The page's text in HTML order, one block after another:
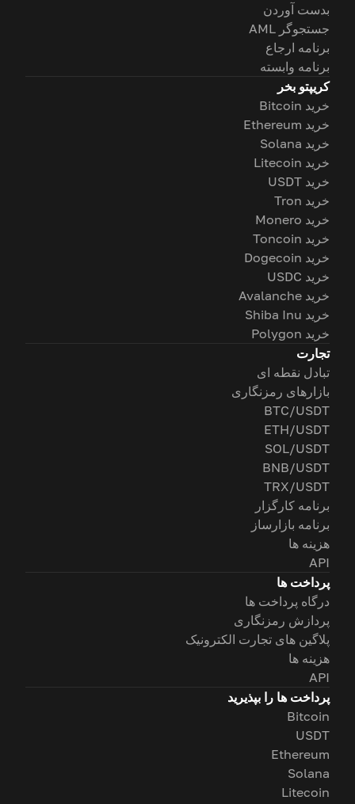
بدست آوردن
جستجوگر AML
برنامه ارجاع
برنامه وابسته
کریپتو بخر
خرید Bitcoin
خرید Ethereum
خرید Solana
خرید Litecoin
خرید USDT
خرید Tron
خرید Monero
خرید Toncoin
خرید Dogecoin
خرید USDC
خرید Avalanche
خرید Shiba Inu
خرید Polygon
تجارت
تبادل نقطه ای
بازارهای رمزنگاری
BTC/USDT
ETH/USDT
SOL/USDT
BNB/USDT
TRX/USDT
برنامه کارگزار
برنامه بازارساز
هزینه ها
API
پرداخت ها
درگاه پرداخت ها
پردازش رمزنگاری
پلاگین های تجارت الکترونیک
هزینه ها
API
پرداخت ها را بپذیرید
Bitcoin
USDT
Ethereum
Solana
Litecoin